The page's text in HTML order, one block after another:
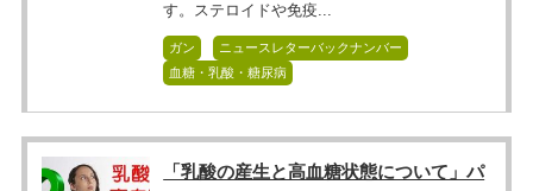
す。ステロイドや免疫...
ガン
ニュースレターバックナンバー
血糖・乳酸・糖尿病
「乳酸の産生と高血糖状態について」パ